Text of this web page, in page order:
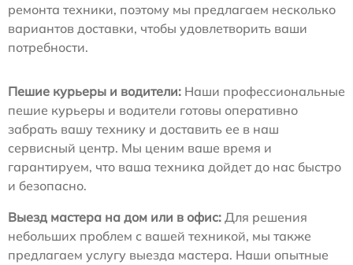
ремонта техники, поэтому мы предлагаем несколько
вариантов доставки, чтобы удовлетворить ваши
потребности.
Пешие курьеры и водители: Наши профессиональные
пешие курьеры и водители готовы оперативно
забрать вашу технику и доставить ее в наш
сервисный центр. Мы ценим ваше время и
гарантируем, что ваша техника дойдет до нас быстро
и безопасно.
Выезд мастера на дом или в офис: Для решения
небольших проблем с вашей техникой, мы также
предлагаем услугу выезда мастера. Наши опытные